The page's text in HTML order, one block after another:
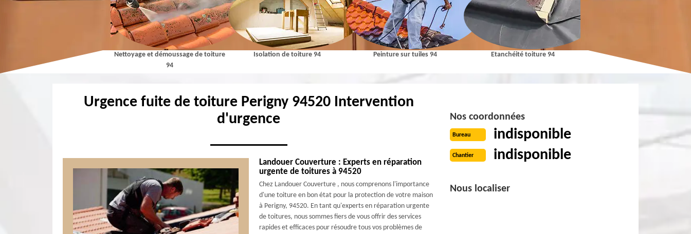
Nettoyage et démoussage de toiture
94
Isolation de toiture 94 Peinture sur tuiles 94 Etanchéité toiture 94 Pose et Nettoyage de gouttières
Urgence fuite de toiture Perigny 94520 Intervention
d'urgence
Landouer Couverture : Experts en réparation
urgente de toitures à 94520
Chez Landouer Couverture , nous comprenons l'importance
d'une toiture en bon état pour la protection de votre maison
à Perigny, 94520. En tant qu'experts en réparation urgente
de toitures, nous sommes fiers de vous offrir des services
rapides et efficaces pour résoudre tous vos problèmes de
Nos coordonnées
Bureau indisponible
Chantier indisponible
Nous localiser